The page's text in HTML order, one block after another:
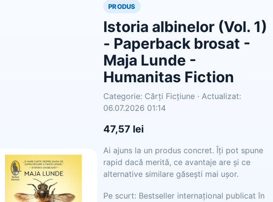
PRODUS
Istoria albinelor (Vol. 1)
- Paperback brosat -
Maja Lunde -
Humanitas Fiction
Categorie: Cărți Ficțiune · Actualizat:
06.07.2026 01:14
47,57 lei
Ai ajuns la un produs concret. Îți pot spune
rapid dacă merită, ce avantaje are și ce
alternative similare găsești mai ușor.
Pe scurt: Bestseller internațional publicat în